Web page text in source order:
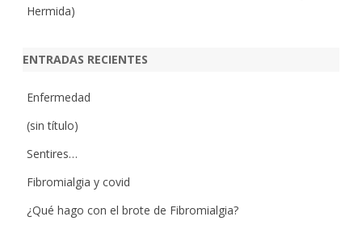
Hermida)
ENTRADAS RECIENTES
Enfermedad
(sin título)
Sentires…
Fibromialgia y covid
¿Qué hago con el brote de Fibromialgia?